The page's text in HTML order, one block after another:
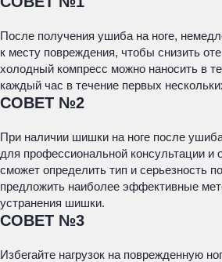
После получения ушиба на ноге,
к месту повреждения, чтобы снизить
холодный компресс можно наносить в
каждый час в течение первых
СОВЕТ №2
При наличии шишки на ноге после
для профессиональной консультации и
сможет определить тип и серьезность
предложить наиболее эффективные
устранения шишки.
СОВЕТ №3
Избегайте нагрузок на поврежденную